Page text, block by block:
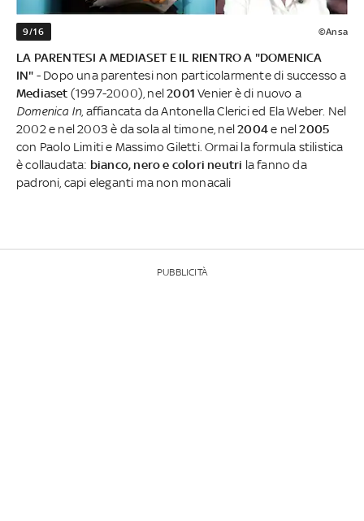
9/16 ©Ansa
LA PARENTESI A MEDIASET E IL RIENTRO A "DOMENICA
IN" - Dopo una parentesi non particolarmente di successo a
Mediaset (1997-2000), nel2001Venier è di nuovo a
Domenica In, affiancata da Antonella Clerici ed Ela Weber. Nel
2002 e nel 2003 è da sola al timone, nel2004e nel2005
con Paolo Limiti e Massimo Giletti. Ormai la formula stilistica
è collaudata: bianco, nero e colori neutri la fanno da
padroni, capi eleganti ma non monacali
PUBBLICITÀ